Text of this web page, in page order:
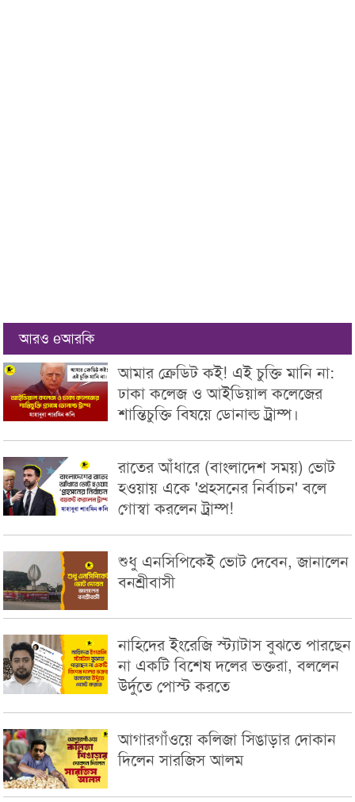
আরও eআরকি
আমার ক্রেডিট ক‌ই! এই চুক্তি মানি না:
ঢাকা কলেজ ও আইডিয়াল কলেজের
শান্তিচুক্তি বিষয়ে ডোনাল্ড ট্রাম্প।
রাতের আঁধারে (বাংলাদেশ সময়) ভোট
হ‌ওয়ায় একে 'প্রহসনের নির্বাচন' বলে
গোস্বা করলেন ট্রাম্প!
শুধু এনসিপিকেই ভোট দেবেন, জানালেন
বনশ্রীবাসী
নাহিদের ইংরেজি স্ট্যাটাস বুঝতে পারছেন
না একটি বিশেষ দলের ভক্তরা, বললেন
উর্দুতে পোস্ট করতে
আগারগাঁওয়ে কলিজা সিঙাড়ার দোকান
দিলেন সারজিস আলম